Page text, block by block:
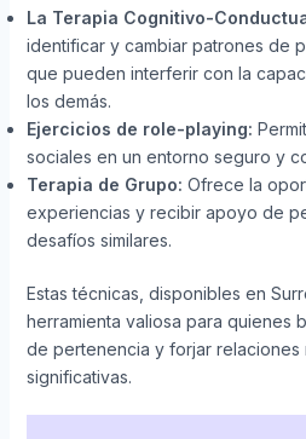
La Terapia Cognitivo-
identificar y cambiar patrones de
que pueden interferir con la
los demás.
Ejercicios de role-playing:
sociales en un entorno seguro y
Terapia de Grupo: Ofrece la
experiencias y recibir apoyo de
desafíos similares.
Estas técnicas, disponibles en
herramienta valiosa para quienes
de pertenencia y forjar relaciones
significativas.